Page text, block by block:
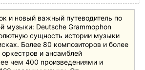
и новый важный путеводитель по
музыки: Deutsche Grammophon
сущность истории музыки
Более 80 композиторов и более
оркестров и ансамблей
чем 400 произведениями и